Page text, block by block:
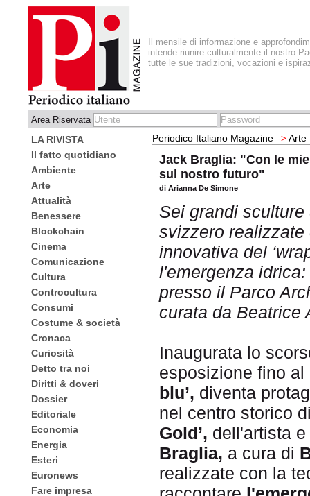
Il mensile di informazione e
intende riunire culturalmente il nostro
tutte le sue tradizioni, vocazioni e
Area Riservata
LA RIVISTA
Il fatto quotidiano
Ambiente
Arte
Attualità
Benessere
Blockchain
Cinema
Comunicazione
Cultura
Controcultura
Consumi
Costume & società
Cronaca
Curiosità
Detto tra noi
Diritti & doveri
Dossier
Editoriale
Economia
Energia
Esteri
Euronews
Fare impresa
Periodico Italiano Magazine -> Arte
Jack Braglia: "Con le
sul nostro futuro"
di Arianna De Simone
Sei grandi sculture
svizzero
innovativa del
l'emergenza
presso il Parco
curata da Beatrice
Inaugurata lo
esposizione fino al
blu’, diventa
nel centro storico
Gold’, dell'artista
Braglia, a cura di
realizzate con la